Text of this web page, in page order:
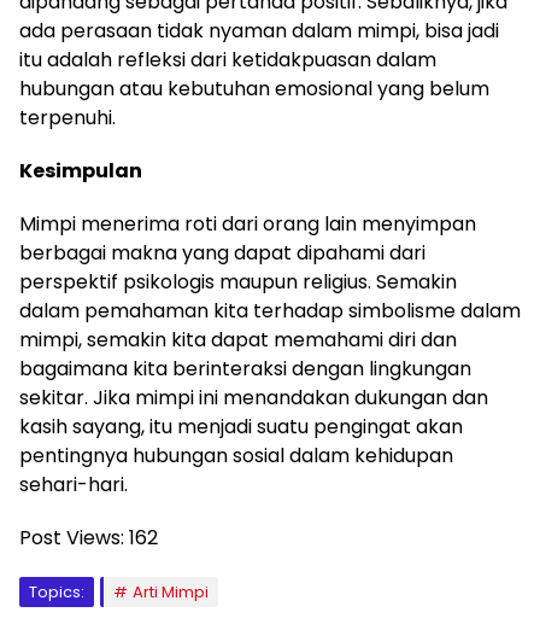
ada perasaan tidak nyaman dalam mimpi, bisa jadi
itu adalah refleksi dari ketidakpuasan dalam
hubungan atau kebutuhan emosional yang belum
terpenuhi.
Kesimpulan
Mimpi menerima roti dari orang lain menyimpan
berbagai makna yang dapat dipahami dari
perspektif psikologis maupun religius. Semakin
dalam pemahaman kita terhadap simbolisme dalam
mimpi, semakin kita dapat memahami diri dan
bagaimana kita berinteraksi dengan lingkungan
sekitar. Jika mimpi ini menandakan dukungan dan
kasih sayang, itu menjadi suatu pengingat akan
pentingnya hubungan sosial dalam kehidupan
sehari-hari.
Post Views: 162
Topics: Arti Mimpi